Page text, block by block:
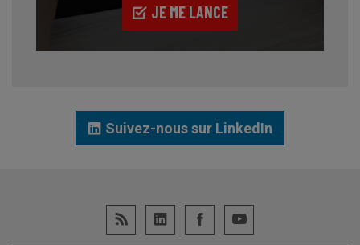
JE ME LANCE
Suivez-nous sur LinkedIn